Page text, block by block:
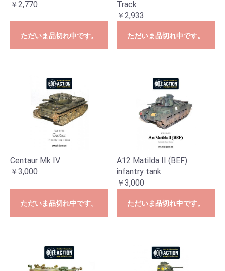
￥2,770
ただいま品切れ中です。
Track
￥2,933
ただいま品切れ中です。
Centaur Mk IV
￥3,000
ただいま品切れ中です。
A12 Matilda II (BEF)
infantry tank
￥3,000
ただいま品切れ中です。